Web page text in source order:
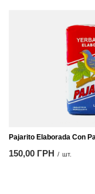
Pajarito Elaborada Con
150,00 ГРН / шт.